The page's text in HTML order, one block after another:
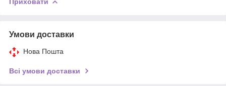
Умови доставки
Нова Пошта
Всі умови доставки